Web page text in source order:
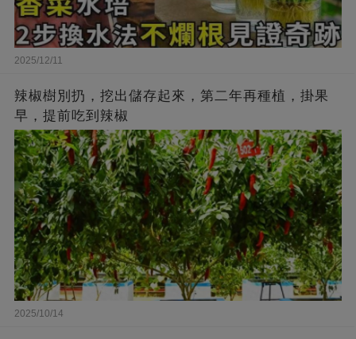
2025/12/11
辣椒樹別扔，挖出儲存起來，第二年再種植，掛果
早，提前吃到辣椒
2025/10/14